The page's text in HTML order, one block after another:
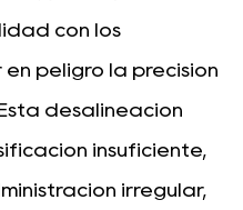
con los
peligro la precisión
desalineación
insuficiente,
irregular,